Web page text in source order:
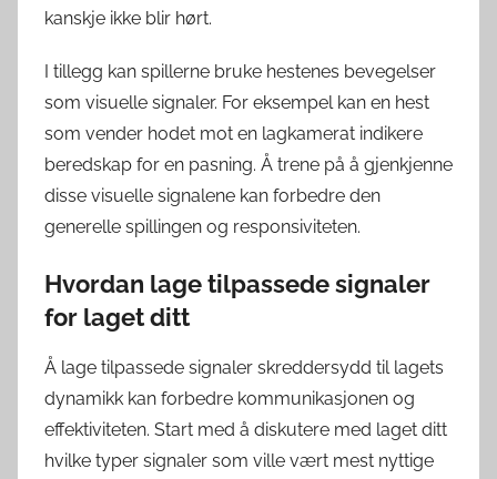
kanskje ikke blir hørt.
I tillegg kan spillerne bruke hestenes bevegelser
som visuelle signaler. For eksempel kan en hest
som vender hodet mot en lagkamerat indikere
beredskap for en pasning. Å trene på å gjenkjenne
disse visuelle signalene kan forbedre den
generelle spillingen og responsiviteten.
Hvordan lage tilpassede signaler
for laget ditt
Å lage tilpassede signaler skreddersydd til lagets
dynamikk kan forbedre kommunikasjonen og
effektiviteten. Start med å diskutere med laget ditt
hvilke typer signaler som ville vært mest nyttige